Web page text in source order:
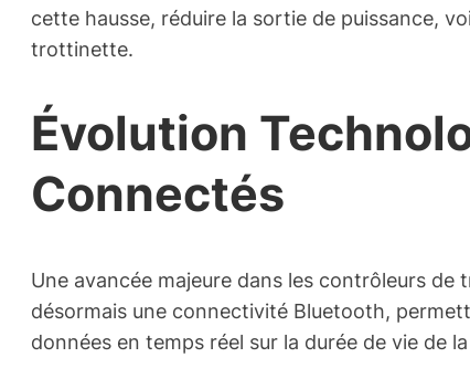
cette hausse, réduire la sortie de puissance,
trottinette.
Évolution
Connectés
Une avancée majeure dans les contrôleurs
désormais une connectivité Bluetooth,
données en temps réel sur la durée de vie de